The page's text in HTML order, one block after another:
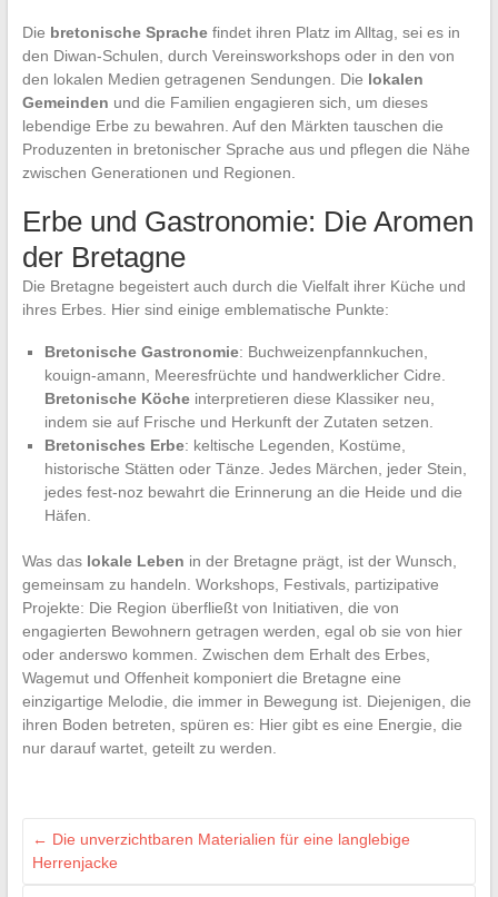
Die bretonische Sprachefindet ihren Platz im Alltag, sei es in
den Diwan-Schulen, durch Vereinsworkshops oder in den von
den lokalen Medien getragenen Sendungen. Die lokalen
Gemeinden und die Familien engagieren sich, um dieses
lebendige Erbe zu bewahren. Auf den Märkten tauschen die
Produzenten in bretonischer Sprache aus und pflegen die Nähe
zwischen Generationen und Regionen.
Erbe und Gastronomie: Die Aromen
der Bretagne
Die Bretagne begeistert auch durch die Vielfalt ihrer Küche und
ihres Erbes. Hier sind einige emblematische Punkte:
Bretonische Gastronomie: Buchweizenpfannkuchen,
kouign-amann, Meeresfrüchte und handwerklicher Cidre.
Bretonische Köcheinterpretieren diese Klassiker neu,
indem sie auf Frische und Herkunft der Zutaten setzen.
Bretonisches Erbe: keltische Legenden, Kostüme,
historische Stätten oder Tänze. Jedes Märchen, jeder Stein,
jedes fest-noz bewahrt die Erinnerung an die Heide und die
Häfen.
Was das lokale Leben in der Bretagne prägt, ist der Wunsch,
gemeinsam zu handeln. Workshops, Festivals, partizipative
Projekte: Die Region überfließt von Initiativen, die von
engagierten Bewohnern getragen werden, egal ob sie von hier
oder anderswo kommen. Zwischen dem Erhalt des Erbes,
Wagemut und Offenheit komponiert die Bretagne eine
einzigartige Melodie, die immer in Bewegung ist. Diejenigen, die
ihren Boden betreten, spüren es: Hier gibt es eine Energie, die
nur darauf wartet, geteilt zu werden.
← Die unverzichtbaren Materialien für eine langlebige
Herrenjacke